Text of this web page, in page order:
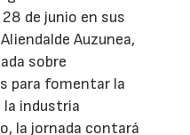
de junio en sus
Auzunea,
sobre
para fomentar la
la industria
la jornada contará